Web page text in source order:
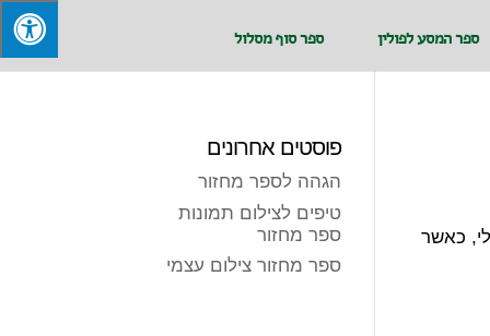
ספר המסע לפולין ספר סוף מסלול
כאשר
פוסטים אחרונים
הגהה לספר מחזור
טיפים לצילום תמונות
ספר מחזור
ספר מחזור צילום עצמי